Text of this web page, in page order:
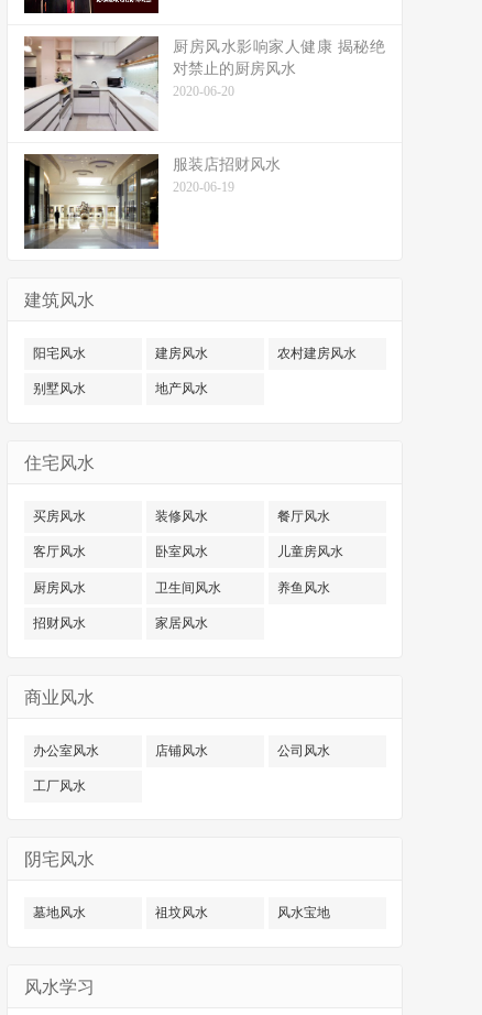
厨房风水影响家人健康 揭秘绝
对禁止的厨房风水
2020-06-20
服装店招财风水
2020-06-19
建筑风水
阳宅风水 建房风水 农村建房风水
别墅风水 地产风水
住宅风水
买房风水 装修风水 餐厅风水
客厅风水 卧室风水 儿童房风水
厨房风水 卫生间风水 养鱼风水
招财风水 家居风水
商业风水
办公室风水 店铺风水 公司风水
工厂风水
阴宅风水
墓地风水 祖坟风水 风水宝地
风水学习